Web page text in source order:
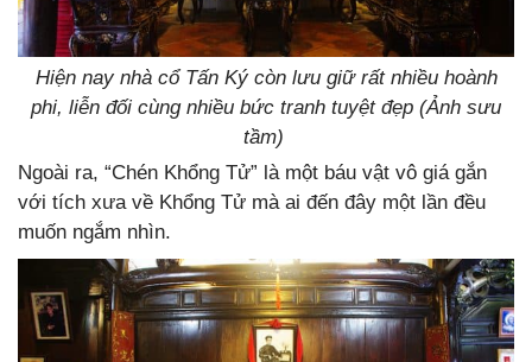
Hiện nay nhà cổ Tấn Ký còn lưu giữ rất nhiều hoành
phi, liễn đối cùng nhiều bức tranh tuyệt đẹp (Ảnh sưu
tầm)
Ngoài ra, “Chén Khổng Tử” là một báu vật vô giá gắn
với tích xưa về Khổng Tử mà ai đến đây một lần đều
muốn ngắm nhìn.